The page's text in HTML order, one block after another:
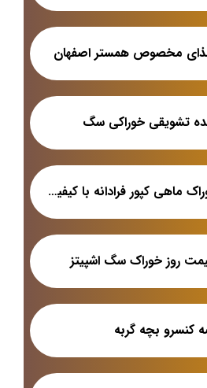
مخصوص همستر اصفهان
تشویقی خوراکی سگ
خرید خوراک ماهی کپور فرادانه با کیفیت بالا و قیمت ارزان
روز خوراک سگ اشپیتز
کنسرو بچه گربه